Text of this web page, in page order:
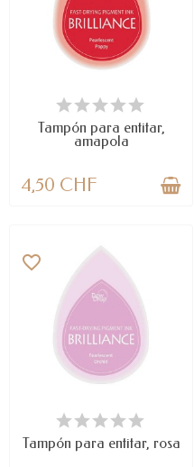
DISPONIBLE
Tampón para entitar,
amapola
4,50 CHF
DISPONIBLE
favorite_border
Tampón para entitar, rosa